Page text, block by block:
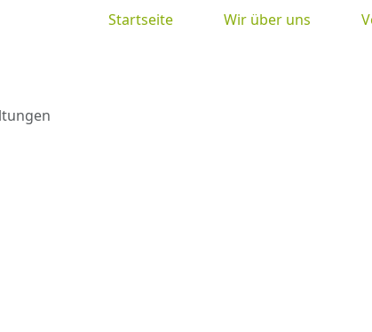
Startseite Wir über uns